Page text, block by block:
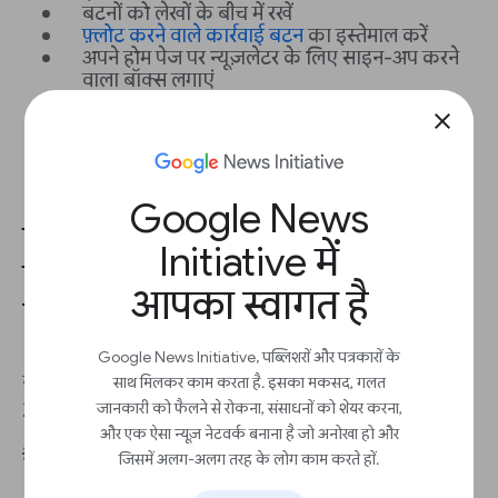
close
Google News
Initiative में
आपका स्वागत है
Google News Initiative, पब्लिशरों और पत्रकारों के
साथ मिलकर काम करता है. इसका मकसद, गलत
जानकारी को फैलने से रोकना, संसाधनों को शेयर करना,
और एक ऐसा न्यूज़ नेटवर्क बनाना है जो अनोखा हो और
जिसमें अलग-अलग तरह के लोग काम करते हों.
बटनों को लेखों के बीच में रखें
फ़्लोट करने वाले कार्रवाई बटनका इस्तेमाल करें
अपने होम पेज पर न्यूज़लेटर के लिए साइन-अप करने
वाला बॉक्स लगाएं
छोटी सब्जेक्ट लाइन, इमेज वगैरह
इस्तेमाल करके ईमेल खोलने की दर
बढ़ाएं
नए समाचार पब्लिशर के लिए, न्यूज़लेटर खोलने की औसत दर
22%
💡 सबसे सही तरीके